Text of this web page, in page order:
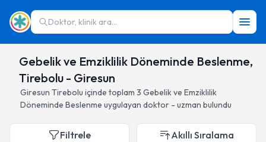
Doktor, klinik ara...
Gebelik ve Emziklilik Döneminde Beslenme,
Tirebolu - Giresun
Giresun Tirebolu içinde toplam 3 Gebelik ve Emziklilik
Döneminde Beslenme uygulayan doktor - uzman bulundu
Filtrele Akıllı Sıralama